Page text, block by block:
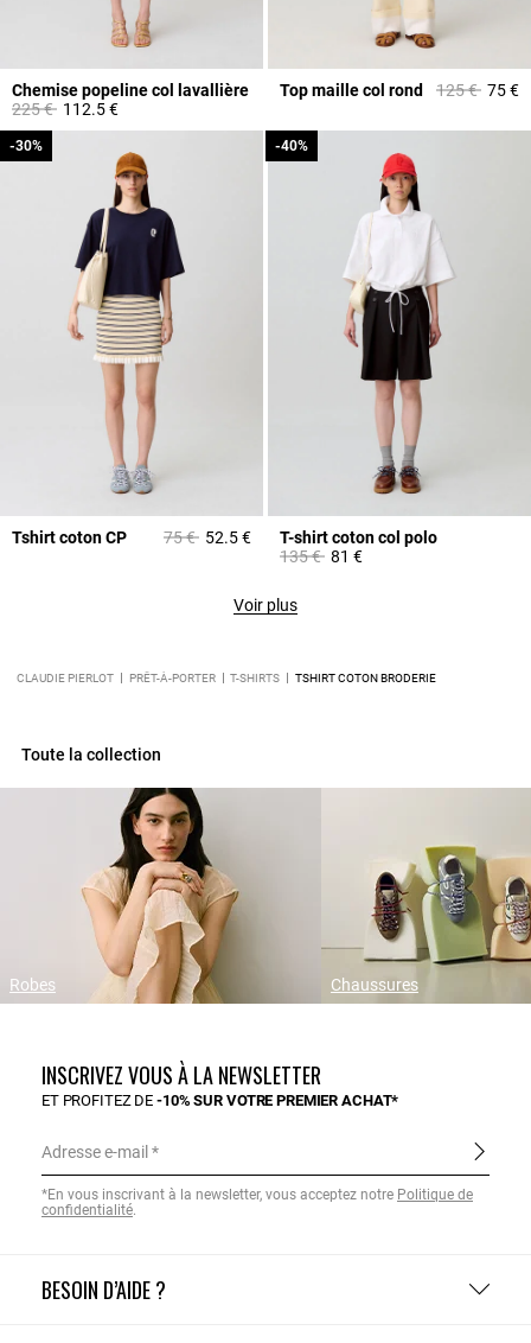
Chemise popeline col lavallière
Prix réduit à partir de
225 €à112.5 €
Top maille col rond Prix réduit à
125 €à75 €
Tshirt coton CP Prix réduit à partir de
75 €à
-30%
52.5 €
-30%
T-shirt coton col polo
Prix réduit à partir de
135 €à
-40%
81 €
-40%
Voir plus
CLAUDIE PIERLOT PRÊT-À-PORTER T-SHIRTS TSHIRT COTON BRODERIE
Toute la collection
Robes Chaussures
BESOIN D’AIDE ?
INSCRIVEZ VOUS À LA NEWSLETTER
ET PROFITEZ DE-10% SUR VOTRE PREMIER ACHAT*
Adresse e-mail
*En vous inscrivant à la newsletter, vous acceptez notre Politique de
confidentialité.